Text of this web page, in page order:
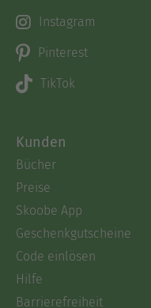
Instagram
Pinterest
TikTok
Kunden
Bücher
Preise
Skoobe App
Geschenkgutscheine
Code einlösen
Hilfe
Barrierefreiheit